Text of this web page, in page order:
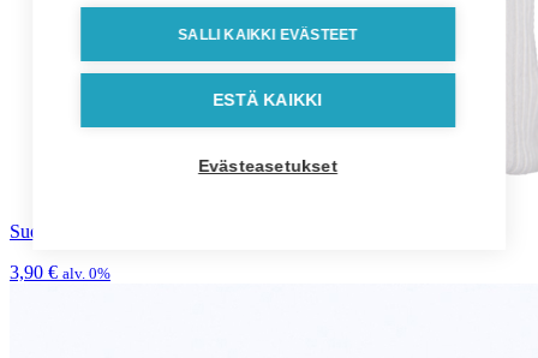
Suomi-pipo SK106
3,90 € alv. 0%
SALLI KAIKKI EVÄSTEET
ESTÄ KAIKKI
Evästeasetukset